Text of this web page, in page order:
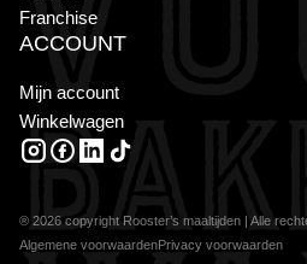
Franchise
ACCOUNT
Mijn account
Winkelwagen
INSTAGRAM
FACEBOOK
LINKEDIN
TIKTOK
® 2026 copyright Rooster’s maaltijden | Alle
Algemene voorwaardenPrivacy voorwaarden